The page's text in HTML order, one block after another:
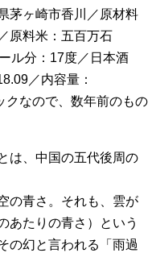
茅ヶ崎市香川／原材料
原料米：五百万石
ル分：17度／日本酒
／内容量：
クなので、数年前のもの
は、中国の五代後周の
の青さ。それも、雲が
あたりの青さ）という
の幻と言われる「雨過